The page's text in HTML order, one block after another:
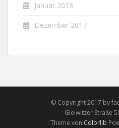
Januar 2018
Dezember 2017
© Copyright 2017 by
Gleiwitzer Straße
Theme von Colorlib